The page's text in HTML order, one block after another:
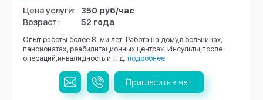
Цена услуги:
350 руб/час
Возраст:
52 года
Опыт работы более 8-ми лет. Работа на дому,в больницах,
пансионатах, реабилитационных центрах. Инсульты,после
операций,инвалидность и т. д. подробнее
Пригласить в чат